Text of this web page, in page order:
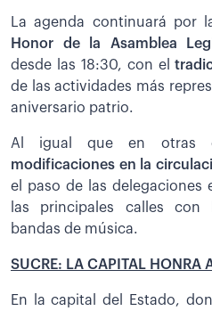
La agenda continuará por
Honor de la Asamblea
desde las 18:30, con el
de las actividades más
aniversario patrio.
Al igual que en otras
modificaciones en la
el paso de las delegaciones
las principales calles con
bandas de música.
SUCRE: LA CAPITAL HONRA
En la capital del Estado,